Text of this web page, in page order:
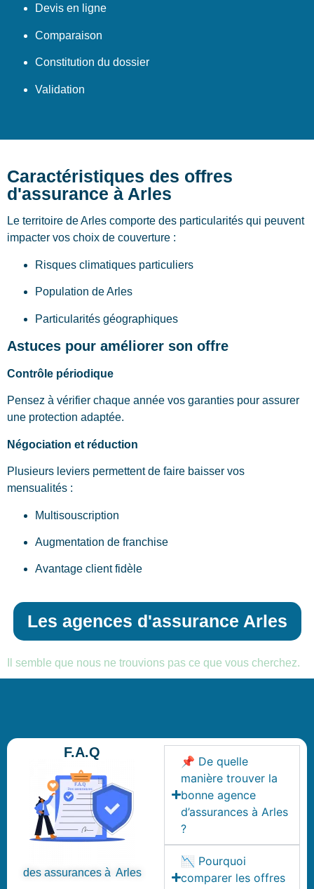
Devis en ligne
Comparaison
Constitution du dossier
Validation
Caractéristiques des offres
d'assurance à Arles
Le territoire de Arles comporte des particularités qui peuvent
impacter vos choix de couverture :
Risques climatiques particuliers
Population de Arles
Particularités géographiques
Astuces pour améliorer son offre
Contrôle périodique
Pensez à vérifier chaque année vos garanties pour assurer
une protection adaptée.
Négociation et réduction
Plusieurs leviers permettent de faire baisser vos
mensualités :
Multisouscription
Augmentation de franchise
Avantage client fidèle
Les agences d'assurance Arles
Il semble que nous ne trouvions pas ce que vous cherchez.
F.A.Q
des assurances à Arles
📌 De quelle
manière trouver la
bonne agence
d’assurances à Arles
?
📉 Pourquoi
comparer les offres